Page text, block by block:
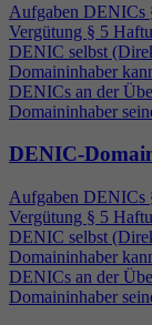
Aufgaben DENICs
Vergütung § 5
DENIC selbst
Domaininhaber
DENICs an der
Domaininhaber
DENIC-
Aufgaben DENICs
Vergütung § 5
DENIC selbst
Domaininhaber
DENICs an der
Domaininhaber